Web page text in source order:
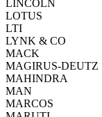
LINCOLN
LOTUS
LTI
LYNK & CO
MACK
MAGIRUS-DEUTZ
MAHINDRA
MAN
MARCOS